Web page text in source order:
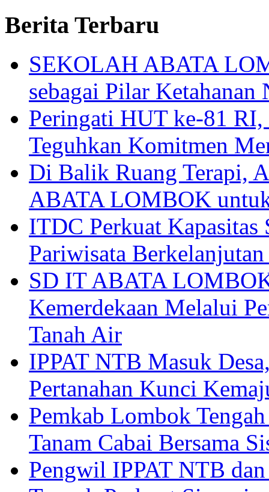
Berita Terbaru
SEKOLAH ABATA
sebagai Pilar Ketahanan
Peringati HUT ke-81
Teguhkan Komitmen
Di Balik Ruang Terapi,
ABATA LOMBOK
ITDC Perkuat
Pariwisata
SD IT ABATA
Kemerdekaan Melalui
Tanah Air
IPPAT NTB Masuk
Pertanahan Kunci
Pemkab Lombok
Tanam Cabai Bersama
Pengwil IPPAT NTB